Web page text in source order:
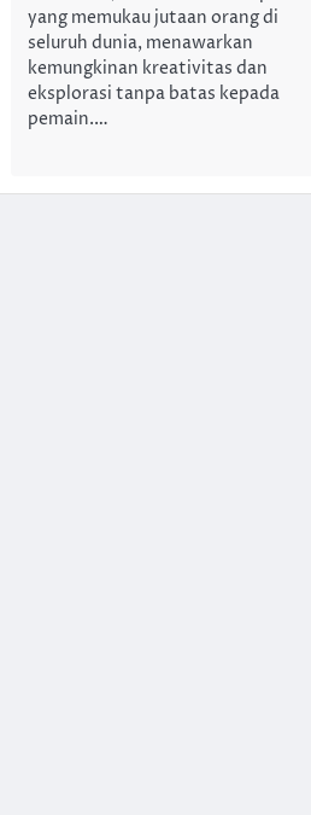
yang memukau jutaan orang di
seluruh dunia, menawarkan
kemungkinan kreativitas dan
eksplorasi tanpa batas kepada
pemain.…